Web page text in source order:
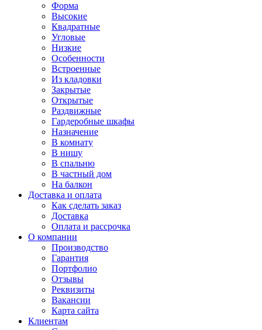
Форма
Высокие
Квадратные
Угловые
Низкие
Особенности
Встроенные
Из кладовки
Закрытые
Открытые
Раздвижные
Гардеробные шкафы
Назначение
В комнату
В нишу
В спальню
В частный дом
На балкон
Доставка и оплата
Как сделать заказ
Доставка
Оплата и рассрочка
О компании
Производство
Гарантия
Портфолио
Отзывы
Реквизиты
Вакансии
Карта сайта
Клиентам